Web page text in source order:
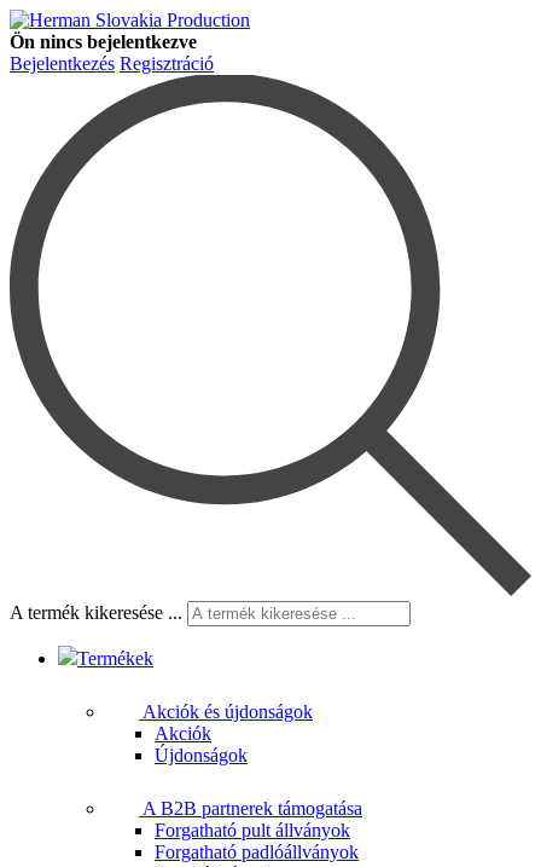
Ön nincs bejelentkezve
Bejelentkezés Regisztráció
A termék kikeresése ...
Termékek
Akciók és újdonságok
Akciók
Újdonságok
A B2B partnerek támogatása
Forgatható pult állványok
Forgatható padlóállványok